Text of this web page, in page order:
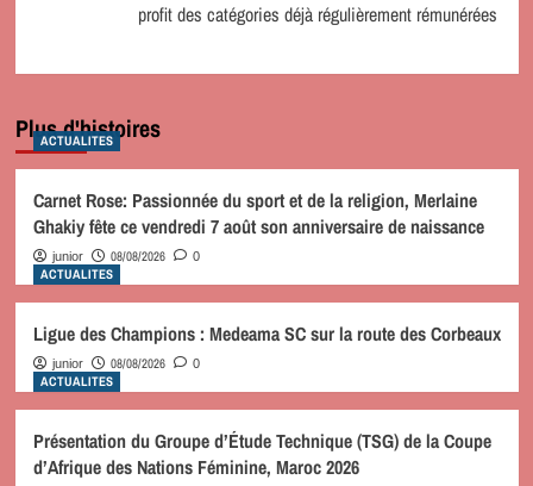
profit des catégories déjà régulièrement rémunérées
Plus d'histoires
ACTUALITES
Carnet Rose: Passionnée du sport et de la religion, Merlaine
Ghakiy fête ce vendredi 7 août son anniversaire de naissance
junior 08/08/2026 0
ACTUALITES
Ligue des Champions : Medeama SC sur la route des Corbeaux
junior 08/08/2026 0
ACTUALITES
Présentation du Groupe d’Étude Technique (TSG) de la Coupe
d’Afrique des Nations Féminine, Maroc 2026